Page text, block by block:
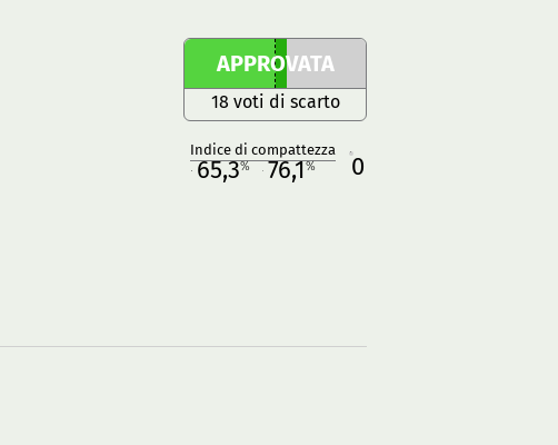
APPROVATA
18 voti di scarto
Indice di compattezza
65,3% 76,1% 0